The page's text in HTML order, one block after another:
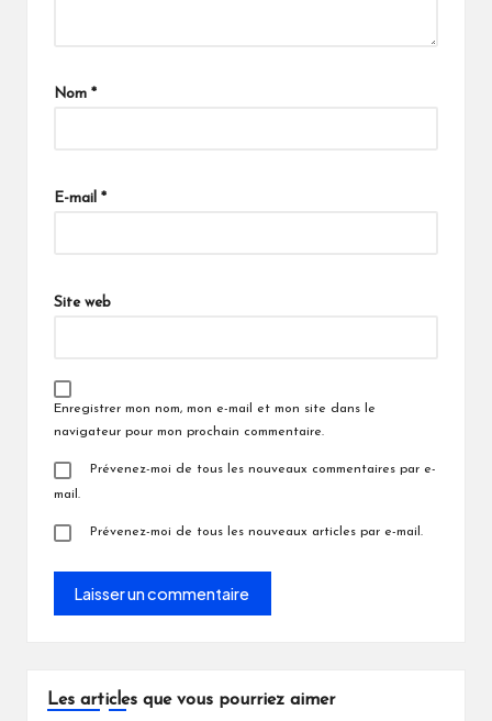
Nom *
E-mail *
Site web
Enregistrer mon nom, mon e-mail et mon site dans le
navigateur pour mon prochain commentaire.
Prévenez-moi de tous les nouveaux commentaires par e-
mail.
Prévenez-moi de tous les nouveaux articles par e-mail.
Les articles que vous pourriez aimer